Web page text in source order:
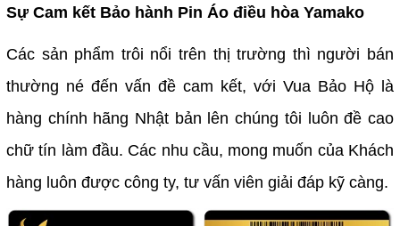
Sự Cam kết Bảo hành Pin Áo điều hòa Yamako
Các sản phẩm trôi nổi trên thị trường thì người bán
thường né đến vấn đề cam kết, với Vua Bảo Hộ là
hàng chính hãng Nhật bản lên chúng tôi luôn đề cao
chữ tín làm đầu. Các nhu cầu, mong muốn của Khách
hàng luôn được công ty, tư vấn viên giải đáp kỹ càng.